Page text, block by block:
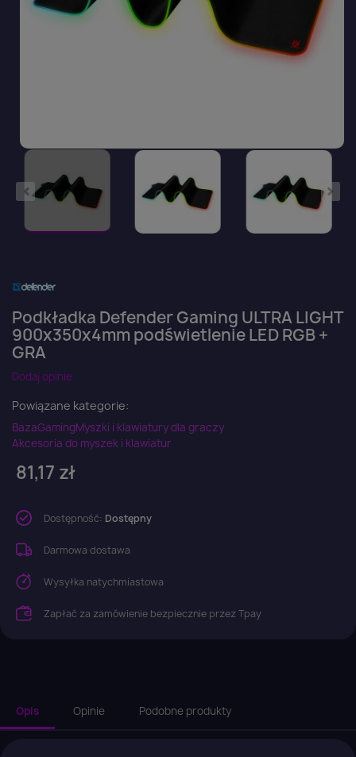
Podkładka Defender Gaming ULTRA LIGHT
900x350x4mm podświetlenie LED RGB +
GRA
Dodaj opinie
Powiązane kategorie:
BazaGamingMyszki i klawiatury dla graczy
Akcesoria do myszek i klawiatur
81,17 zł
Dostępność: Dostępny
Darmowa dostawa
Wysyłka natychmiastowa
Zapłać za zamówienie bezpiecznie przez Tpay
Opis Opinie Podobne produkty